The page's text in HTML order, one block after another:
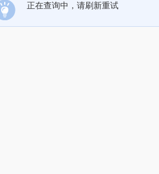
正在查询中，请刷新重试